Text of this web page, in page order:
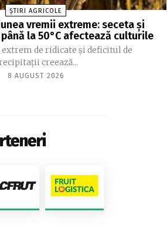
ȘTIRI AGRICOLE
vremii extreme: seceta și
la 50°C afectează culturile
de ridicate și deficitul de
creează...
8 AUGUST 2026